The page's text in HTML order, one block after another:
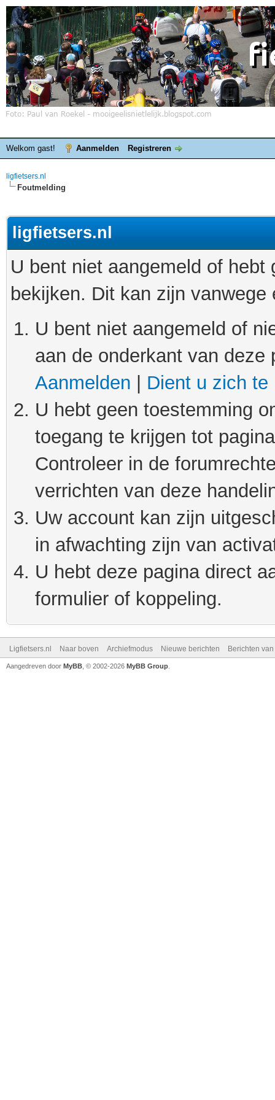
Welkom gast! Aanmelden Registreren
ligfietsers.nl
Foutmelding
ligfietsers.nl
U bent niet aangemeld of
bekijken. Dit kan zijn
U bent niet aangemeld of
aan de onderkant van
Aanmelden
Dient u zich te
U hebt geen toestemming
toegang te krijgen tot
Controleer in de
verrichten van deze
Uw account kan zijn
in afwachting zijn van
U hebt deze pagina direct
formulier of koppeling.
Ligfietsers.nl Naar boven Archiefmodus Nieuwe berichten Berichten
Aangedreven door MyBB , © 2002-2026 MyBB Group